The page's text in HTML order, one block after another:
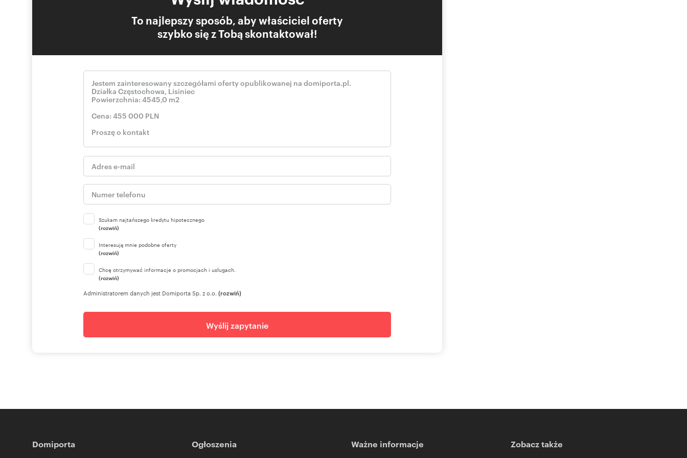
To najlepszy sposób, aby właściciel oferty
szybko się z Tobą skontaktował!
Szukam najtańszego kredytu hipotecznego
(rozwiń)
Interesują mnie podobne oferty
(rozwiń)
Chcę otrzymywać informacje o promocjach i usługach.
(rozwiń)
Administratorem danych jest Domiporta Sp. z o.o. (rozwiń)
Wyślij zapytanie
Domiporta Ogłoszenia Ważne informacje Zobacz także